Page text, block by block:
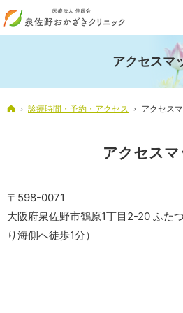
アクセスマ
ホーム
診療時間・予約・アクセス アクセス
アクセス
〒598-0071
大阪府泉佐野市鶴原1丁目2-20 ふた
り海側へ徒歩1分）